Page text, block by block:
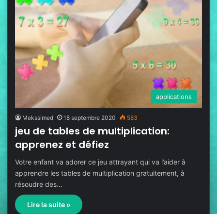
applications
Mekssimed 18 septembre 2020 583
jeu de tables de multiplication:
apprenez et défiez
Votre enfant va adorer ce jeu attrayant qui va l’aider à
apprendre les tables de multiplication gratuitement, à
résoudre des…
Lire la suite »